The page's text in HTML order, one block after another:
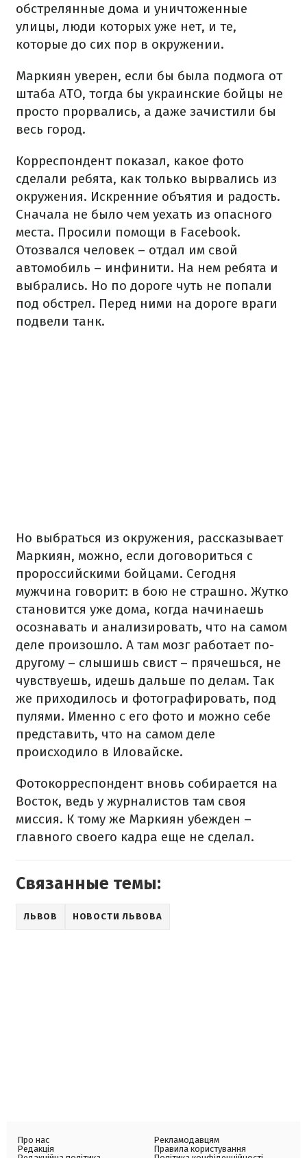
обстрелянные дома и уничтоженные
улицы, люди которых уже нет, и те,
которые до сих пор в окружении.
Маркиян уверен, если бы была подмога от
штаба АТО, тогда бы украинские бойцы не
просто прорвались, а даже зачистили бы
весь город.
Корреспондент показал, какое фото
сделали ребята, как только вырвались из
окружения. Искренние объятия и радость.
Сначала не было чем уехать из опасного
места. Просили помощи в Facebook.
Отозвался человек – отдал им свой
автомобиль – инфинити. На нем ребята и
выбрались. Но по дороге чуть не попали
под обстрел. Перед ними на дороге враги
подвели танк.
Но выбраться из окружения, рассказывает
Маркиян, можно, если договориться с
пророссийскими бойцами. Сегодня
мужчина говорит: в бою не страшно. Жутко
становится уже дома, когда начинаешь
осознавать и анализировать, что на самом
деле произошло. А там мозг работает по-
другому – слышишь свист – прячешься, не
чувствуешь, идешь дальше по делам. Так
же приходилось и фотографировать, под
пулями. Именно с его фото и можно себе
представить, что на самом деле
происходило в Иловайске.
Фотокорреспондент вновь собирается на
Восток, ведь у журналистов там своя
миссия. К тому же Маркиян убежден –
главного своего кадра еще не сделал.
Связанные темы:
ЛЬВОВ НОВОСТИ ЛЬВОВА
Про нас
Редакція
Рекламодавцям
Правила користування